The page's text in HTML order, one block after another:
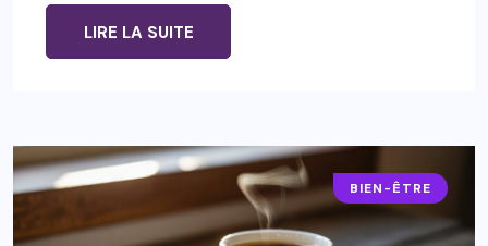
LIRE LA SUITE
BIEN-ÊTRE